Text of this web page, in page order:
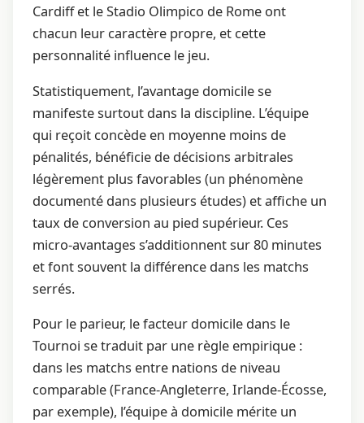
Cardiff et le Stadio Olimpico de Rome ont
chacun leur caractère propre, et cette
personnalité influence le jeu.
Statistiquement, l’avantage domicile se
manifeste surtout dans la discipline. L’équipe
qui reçoit concède en moyenne moins de
pénalités, bénéficie de décisions arbitrales
légèrement plus favorables (un phénomène
documenté dans plusieurs études) et affiche un
taux de conversion au pied supérieur. Ces
micro-avantages s’additionnent sur 80 minutes
et font souvent la différence dans les matchs
serrés.
Pour le parieur, le facteur domicile dans le
Tournoi se traduit par une règle empirique :
dans les matchs entre nations de niveau
comparable (France-Angleterre, Irlande-Écosse,
par exemple), l’équipe à domicile mérite un